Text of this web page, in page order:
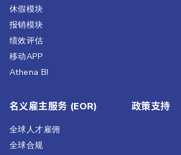
休假模块
报销模块
绩效评估​
移动APP
Athena BI
名义雇主服务 (EOR)
全球人才雇佣
全球合规
政策支持